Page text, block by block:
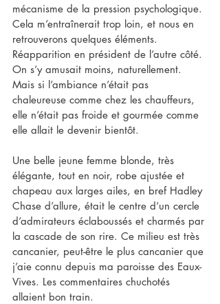
mécanisme de la pression psychologique.
Cela m’entraînerait trop loin, et nous en
retrouverons quelques éléments.
Réapparition en président de l’autre côté.
On s’y amusait moins, naturellement.
Mais si l’ambiance n’était pas
chaleureuse comme chez les chauffeurs,
elle n’était pas froide et gourmée comme
elle allait le devenir bientôt.
Une belle jeune femme blonde, très
élégante, tout en noir, robe ajustée et
chapeau aux larges ailes, en bref Hadley
Chase d’allure, était le centre d’un cercle
d’admirateurs éclaboussés et charmés par
la cascade de son rire. Ce milieu est très
cancanier, peut-être le plus cancanier que
j’aie connu depuis ma paroisse des Eaux-
Vives. Les commentaires chuchotés
allaient bon train.